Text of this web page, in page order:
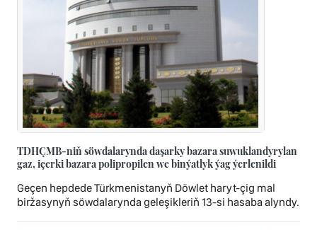
TDHÇMB-niň söwdalarynda daşarky bazara suwuklandyrylan
gaz, içerki bazara polipropilen we binýatlyk ýag ýerlenildi
Geçen hepdede Türkmenistanyň Döwlet haryt-çig mal
biržasynyň söwdalarynda geleşikleriň 13-si hasaba alyndy.